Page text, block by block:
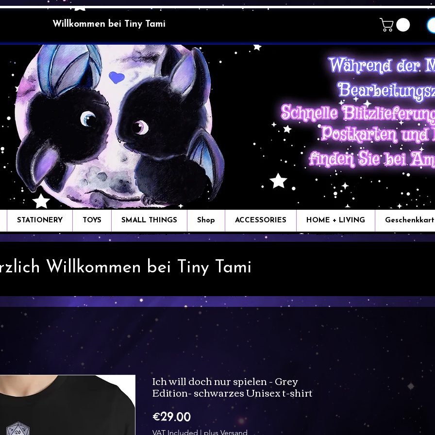
Willkommen bei Tiny Tami
STATIONERY TOYS SMALL THINGS Shop ACCESSORIES HOME + LIVING
Willkommen bei Tiny Tami
Ich will doch nur spielen - Grey
Edition- schwarzes Unisex t-shirt
€29.00Price
VAT Included | plus Versand